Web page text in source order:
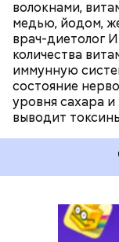
волокнами,
медью, йодом,
врач-диетолог
количества
иммунную
состояние
уровня сахара
выводит